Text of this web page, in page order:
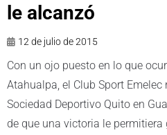
le alcanzó
12 de julio de 2015
Con un ojo puesto en lo que
Atahualpa, el Club Sport
Sociedad Deportivo Quito en
de que una victoria le